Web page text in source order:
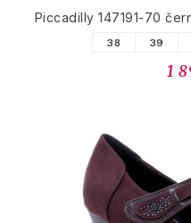
Piccadilly 147191-70
38 39
1